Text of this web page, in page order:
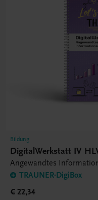
Bildung
DigitalWerkstatt IV
Angewandtes
TRAUNER-DigiBox
€ 22,34